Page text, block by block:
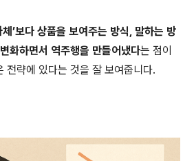
체’보다 상품을 보여주는 방식, 말하는 방
화하면서 역주행을 만들어냈다는 점이
전략에 있다는 것을 잘 보여줍니다.